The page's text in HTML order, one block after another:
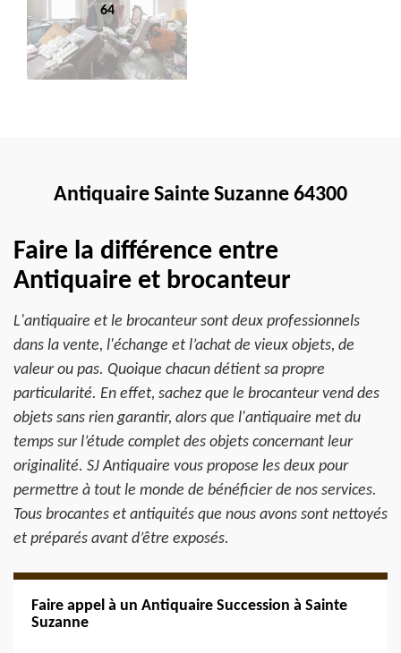
64
Antiquaire Sainte Suzanne 64300
Faire la différence entre
Antiquaire et brocanteur
L'antiquaire et le brocanteur sont deux professionnels
dans la vente, l'échange et l’achat de vieux objets, de
valeur ou pas. Quoique chacun détient sa propre
particularité. En effet, sachez que le brocanteur vend des
objets sans rien garantir, alors que l'antiquaire met du
temps sur l’étude complet des objets concernant leur
originalité. SJ Antiquaire vous propose les deux pour
permettre à tout le monde de bénéficier de nos services.
Tous brocantes et antiquités que nous avons sont nettoyés
et préparés avant d’être exposés.
Faire appel à un Antiquaire Succession à Sainte
Suzanne